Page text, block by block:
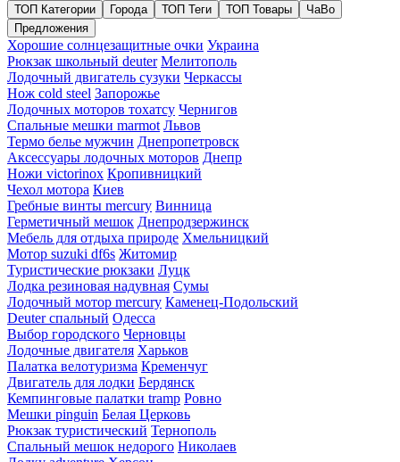
ТОП Категории Города ТОП Теги ТОП Товары
ЧаВо
Предложения
Хорошие солнцезащитные очки Украина
Рюкзак школьный deuter Мелитополь
Лодочный двигатель сузуки Черкассы
Нож cold steel Запорожье
Лодочных моторов тохатсу Чернигов
Спальные мешки marmot Львов
Термо белье мужчин Днепропетровск
Аксессуары лодочных моторов Днепр
Ножи victorinox Кропивницкий
Чехол мотора Киев
Гребные винты mercury Винница
Герметичный мешок Днепродзержинск
Мебель для отдыха природе Хмельницкий
Мотор suzuki df6s Житомир
Туристические рюкзаки Луцк
Лодка резиновая надувная Сумы
Лодочный мотор mercury Каменец-Подольский
Deuter спальный Одесса
Выбор городского Черновцы
Лодочные двигателя Харьков
Палатка велотуризма Кременчуг
Двигатель для лодки Бердянск
Кемпинговые палатки tramp Ровно
Мешки pinguin Белая Церковь
Рюкзак туристический Тернополь
Спальный мешок недорого Николаев